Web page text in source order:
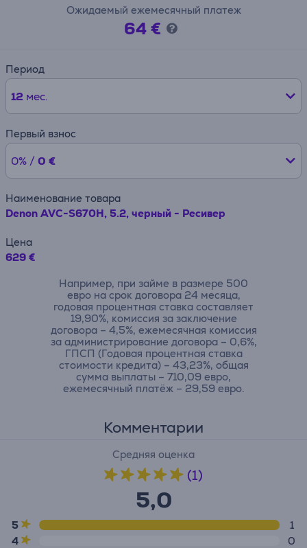
Ожидаемый ежемесячный платеж
64 €
Период
12 мес.
Первый взнос
0% / 0 €
Наименование товара
Denon AVC-S670H, 5.2, черный - Ресивер
Цена
629 €
Например, при займе в размере 500
евро на срок договора 24 месяца,
годовая процентная ставка составляет
19,90%, комиссия за заключение
договора – 4,5%, ежемесячная комиссия
за администрирование договора – 0,6%,
ГПСП (Годовая процентная ставка
стоимости кредита) – 43,23%, общая
сумма выплаты – 710,09 евро,
ежемесячный платёж – 29,59 евро.
Комментарии
Средняя оценка
(1)
5,0
5
1
4
0